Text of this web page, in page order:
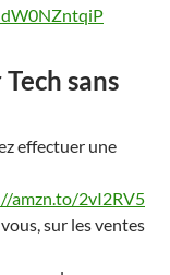
sans
effectuer une
amzn.to/2vI2RV5
sur les ventes